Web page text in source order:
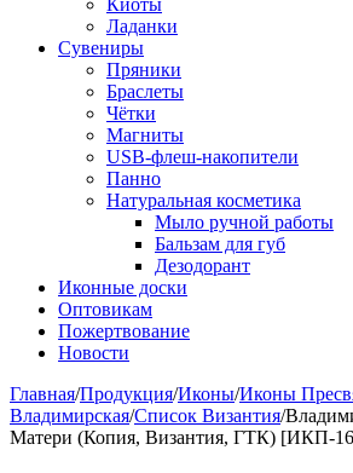
Киоты
Ладанки
Сувениры
Пряники
Браслеты
Чётки
Магниты
USB-флеш-накопители
Панно
Натуральная косметика
Мыло ручной работы
Бальзам для губ
Дезодорант
Иконные доски
Оптовикам
Пожертвование
Новости
Главная/Продукция/Иконы/Иконы
Владимирская/Список Византия/
Матери (Копия, Византия, ГТК) [ИКП-